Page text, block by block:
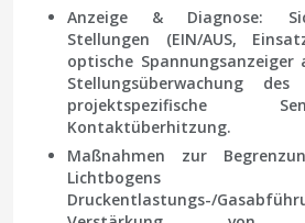
Anzeige & Diagnose:
Stellungen (EIN/AUS,
optische Spannungsanzeiger
Stellungsüberwachung des
projektspezifische
Kontaktüberhitzung.
Maßnahmen zur
Lichtbogens
Druckentlastungs-/